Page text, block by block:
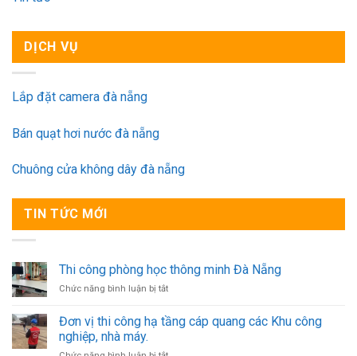
DỊCH VỤ
Lắp đặt camera đà nẵng
Bán quạt hơi nước đà nẵng
Chuông cửa không dây đà nẵng
TIN TỨC MỚI
Thi công phòng học thông minh Đà Nẵng
Chức năng bình luận bị tắtở
công
phòng
Đơn vị thi công hạ tầng cáp quang các Khu công
nghiệp, nhà máy.